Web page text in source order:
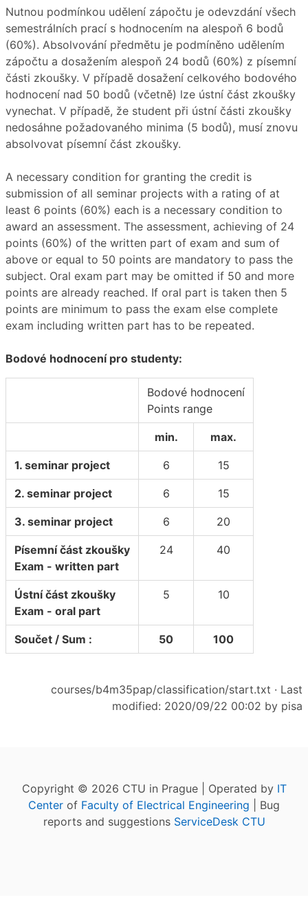
Nutnou podmínkou udělení zápočtu je odevzdání všech
semestrálních prací s hodnocením na alespoň 6 bodů
(60%). Absolvování předmětu je podmíněno udělením
zápočtu a dosažením alespoň 24 bodů (60%) z písemní
části zkoušky. V případě dosažení celkového bodového
hodnocení nad 50 bodů (včetně) lze ústní část zkoušky
vynechat. V případě, že student při ústní části zkoušky
nedosáhne požadovaného minima (5 bodů), musí znovu
absolvovat písemní část zkoušky.
A necessary condition for granting the credit is
submission of all seminar projects with a rating of at
least 6 points (60%) each is a necessary condition to
award an assessment. The assessment, achieving of 24
points (60%) of the written part of exam and sum of
above or equal to 50 points are mandatory to pass the
subject. Oral exam part may be omitted if 50 and more
points are already reached. If oral part is taken then 5
points are minimum to pass the exam else complete
exam including written part has to be repeated.
Bodové hodnocení pro studenty:
Bodové hodnocení
Points range
min. max.
1. seminar project 6 15
2. seminar project 6 15
3. seminar project 6 20
Písemní část zkoušky
Exam - written part
24 40
Ústní část zkoušky
Exam - oral part
5 10
Součet / Sum : 50 100
courses/b4m35pap/classification/start.txt · Last
modified: 2020/09/22 00:02 by pisa
Copyright © 2026 CTU in Prague | Operated by IT
Center of Faculty of Electrical Engineering | Bug
reports and suggestions ServiceDesk CTU